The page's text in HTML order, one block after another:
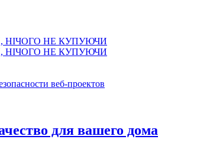
НЕ КУПУЮЧИ
НЕ КУПУЮЧИ
веб-проектов
для вашего дома